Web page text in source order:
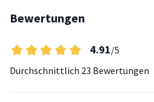
Bewertungen
4.91/5
Durchschnittlich 23 Bewertungen